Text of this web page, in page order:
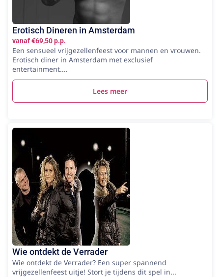
Erotisch Dineren in Amsterdam
vanaf €69,50 p.p.
Een sensueel vrijgezellenfeest voor mannen en vrouwen.
Erotisch diner in Amsterdam met exclusief
entertainment....
Lees meer
Wie ontdekt de Verrader
Wie ontdekt de Verrader? Een super spannend
vrijgezellenfeest uitje! Stort je tijdens dit spel in...